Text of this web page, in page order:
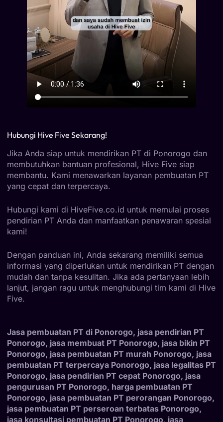
Hubungi Hive Five Sekarang!
Jika Anda siap untuk mendirikan PT di Ponorogo dan
membutuhkan bantuan profesional, Hive Five siap
membantu. Kami menawarkan layanan pembuatan PT
yang cepat dan terpercaya.
Hubungi kami di HiveFive.co.id untuk memulai proses
pendirian PT Anda dan manfaatkan penawaran spesial
kami!
Dengan panduan ini, Anda sekarang memiliki semua
informasi yang diperlukan untuk mendirikan PT dengan
mudah dan tanpa kesulitan. Jika ada pertanyaan lebih
lanjut, jangan ragu untuk menghubungi tim kami di Hive
Five.
Jasa pembuatan PT di Ponorogo, jasa pendirian PT
Ponorogo, jasa membuat PT Ponorogo, jasa bikin PT
Ponorogo, jasa pembuatan PT murah Ponorogo, jasa
pembuatan PT terpercaya Ponorogo, jasa legalitas PT
Ponorogo, jasa pendirian PT cepat Ponorogo, jasa
pengurusan PT Ponorogo, harga pembuatan PT
Ponorogo, jasa pembuatan PT perorangan Ponorogo,
jasa pembuatan PT perseroan terbatas Ponorogo,
jasa konsultasi pembuatan PT Ponorogo, jasa